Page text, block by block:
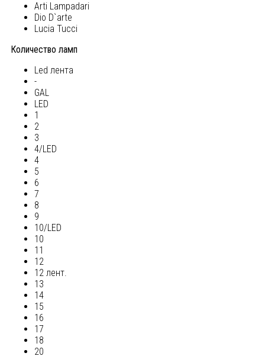
Arti Lampadari
Dio D`arte
Lucia Tucci
Количество ламп
Led лента
-
GAL
LED
1
2
3
4/LED
4
5
6
7
8
9
10/LED
10
11
12
12 лент.
13
14
15
16
17
18
20